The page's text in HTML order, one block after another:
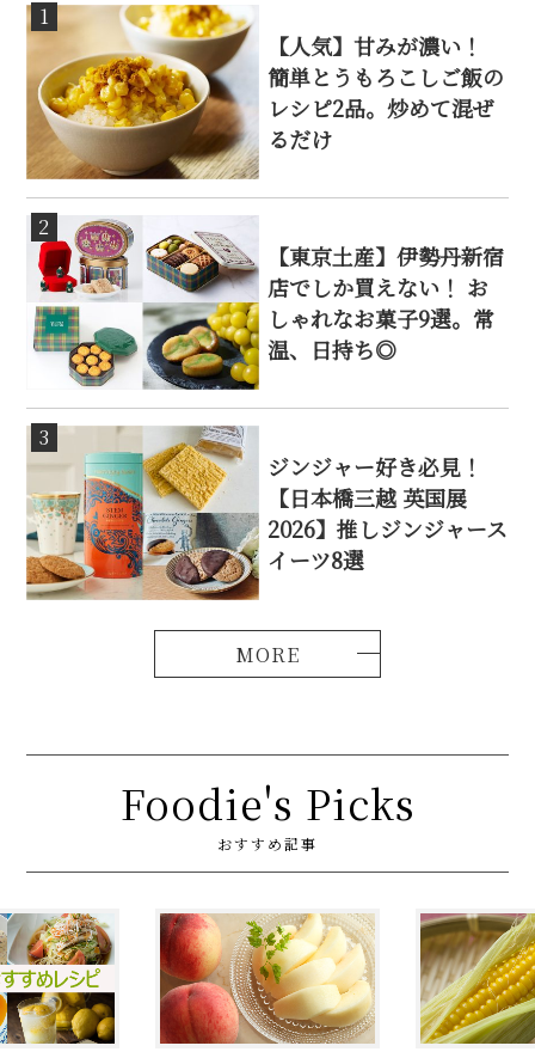
1
【人気】甘みが濃い！
簡単とうもろこしご飯の
レシピ2品。炒めて混ぜ
るだけ
2
【東京土産】伊勢丹新宿
店でしか買えない！ お
しゃれなお菓子9選。常
温、日持ち◎
3
ジンジャー好き必見！
【日本橋三越 英国展
2026】推しジンジャース
イーツ8選
Foodie's Picks
おすすめ記事